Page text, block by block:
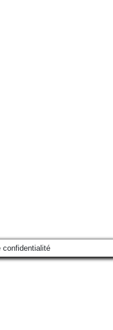
confidentialité